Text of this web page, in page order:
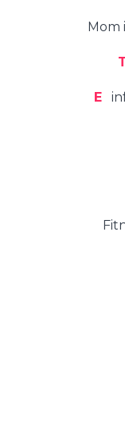
Mom
E